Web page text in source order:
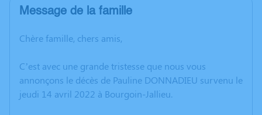
Message de la famille
Chère famille, chers amis,
C’est avec une grande tristesse que nous vous
annonçons le décès de Pauline DONNADIEU survenu le
jeudi 14 avril 2022 à Bourgoin-Jallieu.